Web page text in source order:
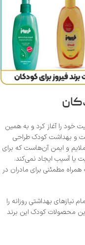
خود را آغاز کرد و به همین
و بهداشت کودک طراحی
و ایمن آن‌هاست که برای
آسیب ایجاد نمی‌کند.
مطمئنی برای مادران در
نیازهای بهداشتی روزانه را
محصولات کودک این برند